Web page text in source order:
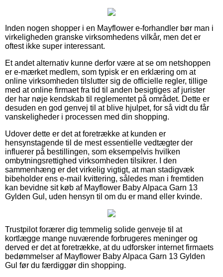
Inden nogen shopper i en Mayflower e-forhandler bør man i
virkeligheden granske virksomhedens vilkår, men det er
oftest ikke super interessant.
Et andet alternativ kunne derfor være at se om netshoppen
er e-mærket medlem, som typisk er en erklæring om at
online virksomheden tilslutter sig de officielle regler, tillige
med at online firmaet fra tid til anden besigtiges af jurister
der har nøje kendskab til reglementet på området. Dette er
desuden en god genvej til at blive hjulpet, for så vidt du får
vanskeligheder i processen med din shopping.
Udover dette er det at foretrække at kunden er
hensynstagende til de mest essentielle vedtægter der
influerer på bestillingen, som eksempelvis hvilken
ombytningsrettighed virksomheden tilsikrer. I den
sammenhæng er det virkelig vigtigt, at man stadigvæk
bibeholder ens e-mail kvittering, således man i fremtiden
kan bevidne sit køb af Mayflower Baby Alpaca Garn 13
Gylden Gul, uden hensyn til om du er mand eller kvinde.
Trustpilot forærer dig temmelig solide genveje til at
kortlægge mange nuværende forbrugeres meninger og
derved er det at foretrække, at du udforsker internet firmaets
bedømmelser af Mayflower Baby Alpaca Garn 13 Gylden
Gul før du færdiggør din shopping.